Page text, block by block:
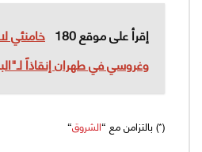
إقرأ على موقع 180
خامنئي
وغروسي في طهران إنقاذاً
(*) بالتزامن مع “الشروق“